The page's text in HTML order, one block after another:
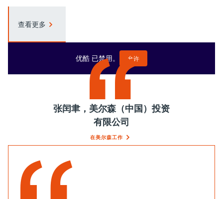
查看更多
优酷 已禁用。 允许
张闰聿，美尔森（中国）投资
有限公司
在美尔森工作